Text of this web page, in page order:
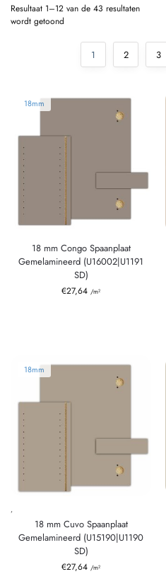
Resultaat 1–12 van de 43 resultaten
wordt getoond
1 2 3
18mm
18 mm Congo Spaanplaat
Gemelamineerd (U16002|U1191
SD)
€27,64 /m²
18mm
,
18 mm Cuvo Spaanplaat
Gemelamineerd (U15190|U1190
SD)
€27,64 /m²